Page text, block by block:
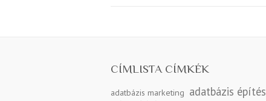
CÍMLISTA CÍMKÉK
adatbázis marketing adatbázis építés